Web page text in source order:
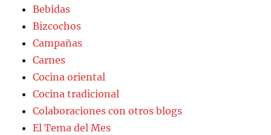
Bebidas
Bizcochos
Campañas
Carnes
Cocina oriental
Cocina tradicional
Colaboraciones con otros blogs
El Tema del Mes